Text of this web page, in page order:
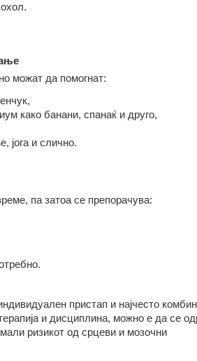
.
можат да помогнат:
,
како банани, спанаќи друго,
јогаи слично.
па затоа се препорачува:
.
пристап и најчесто
и дисциплина, можно е да се
ризикот од срцеви и мозочни